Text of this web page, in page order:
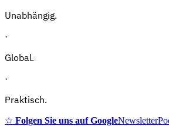
Unabhängig.
·
Global.
·
Praktisch.
☆ Folgen Sie uns auf GoogleNewsletter